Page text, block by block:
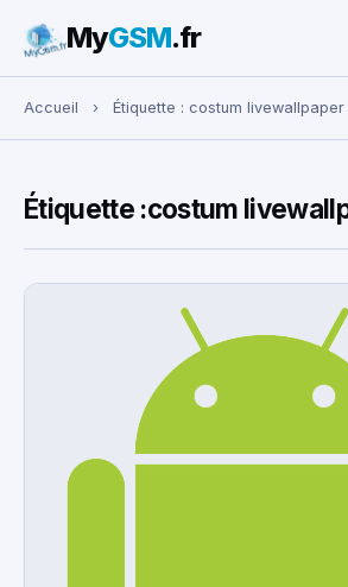
Rechercher :
MyGSM.fr
Accueil › Étiquette : costum livewallpaper
Étiquette :costum